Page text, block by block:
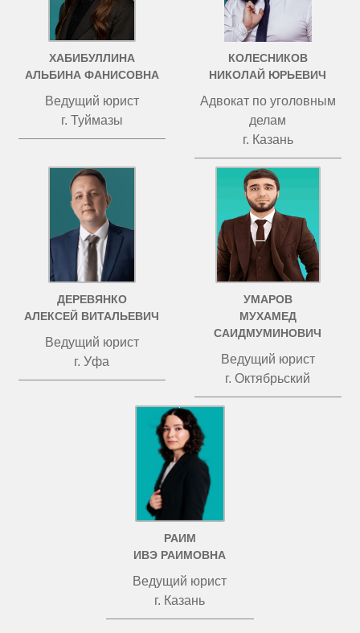
ХАБИБУЛЛИНА
АЛЬБИНА ФАНИСОВНА
Ведущий юрист
г. Туймазы
КОЛЕСНИКОВ
НИКОЛАЙ ЮРЬЕВИЧ
Адвокат по уголовным
делам
г. Казань
ДЕРЕВЯНКО
АЛЕКСЕЙ ВИТАЛЬЕВИЧ
Ведущий юрист
г. Уфа
УМАРОВ
МУХАМЕД
САИДМУМИНОВИЧ
Ведущий юрист
г. Октябрьский
РАИМ
ИВЭ РАИМОВНА
Ведущий юрист
г. Казань